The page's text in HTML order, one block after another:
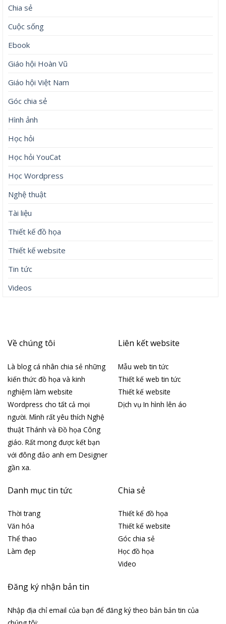
Chia sẻ
Cuộc sống
Ebook
Giáo hội Hoàn Vũ
Giáo hội Việt Nam
Góc chia sẻ
Hình ảnh
Học hỏi
Học hỏi YouCat
Học Wordpress
Nghệ thuật
Tài liệu
Thiết kế đồ họa
Thiết kế website
Tin tức
Videos
Về chúng tôi
Là blog cá nhân chia sẻ những
kiến thức đồ họa và kinh
nghiệm làm website
Wordpress cho tất cả mọi
người. Mình rất yêu thích Nghệ
thuật Thánh và Đồ họa Công
giáo. Rất mong được kết bạn
với đông đảo anh em Designer
gần xa.
Liên kết website
Mẫu web tin tức
Thiết kế web tin tức
Thiết kế website
Dịch vụ In hình lên áo
Danh mục tin tức
Thời trang
Văn hóa
Thể thao
Làm đẹp
Chia sẻ
Thiết kế đồ họa
Thiết kế website
Góc chia sẻ
Học đồ họa
Video
Đăng ký nhận bản tin
Nhập địa chỉ email của bạn để đăng ký theo bản bản tin của